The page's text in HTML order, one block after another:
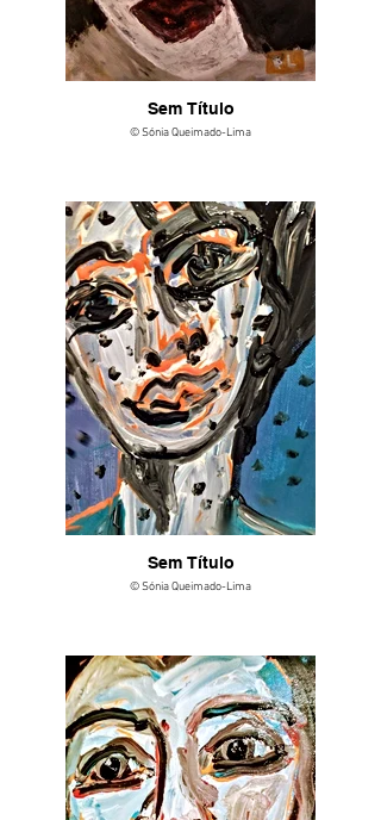
Sem Título
© Sónia Queimado-Lima
Sem Título
© Sónia Queimado-Lima